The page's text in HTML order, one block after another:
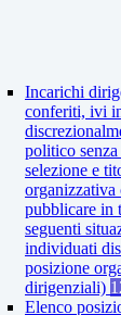
Incarichi
conferiti, ivi
politico
selezione e
pubblicare in
seguenti
individuati
posizione
dirigenziali)
Elenco